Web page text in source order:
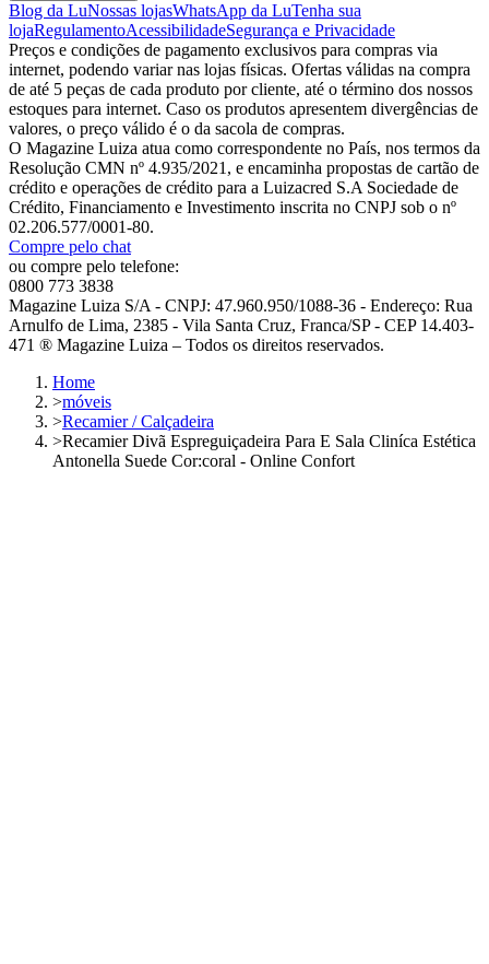
Blog da LuNossas lojasWhatsApp da LuTenha sua
lojaRegulamentoAcessibilidadeSegurança e Privacidade
Preços e condições de pagamento exclusivos para compras via
internet, podendo variar nas lojas físicas. Ofertas válidas na compra
de até 5 peças de cada produto por cliente, até o término dos nossos
estoques para internet. Caso os produtos apresentem divergências de
valores, o preço válido é o da sacola de compras.
O Magazine Luiza atua como correspondente no País, nos termos da
Resolução CMN nº 4.935/2021, e encaminha propostas de cartão de
crédito e operações de crédito para a Luizacred S.A Sociedade de
Crédito, Financiamento e Investimento inscrita no CNPJ sob o nº
02.206.577/0001-80.
Compre pelo chat
ou compre pelo telefone:
0800 773 3838
Magazine Luiza S/A - CNPJ: 47.960.950/1088-36 - Endereço: Rua
Arnulfo de Lima, 2385 - Vila Santa Cruz, Franca/SP - CEP 14.403-
471 ® Magazine Luiza – Todos os direitos reservados.
Home
>móveis
>Recamier / Calçadeira
>Recamier Divã Espreguiçadeira Para E Sala Cliníca Estética
Antonella Suede Cor:coral - Online Confort